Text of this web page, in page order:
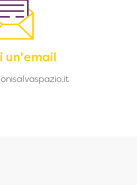
un'email